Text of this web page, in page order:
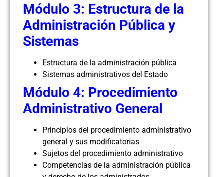
Módulo 3: Estructura de la
Administración Pública y
Sistemas
Estructura de la administración pública
Sistemas administrativos del Estado
Módulo 4: Procedimiento
Administrativo General
Principios del procedimiento administrativo
general y sus modificatorias
Sujetos del procedimiento administrativo
Competencias de la administración pública